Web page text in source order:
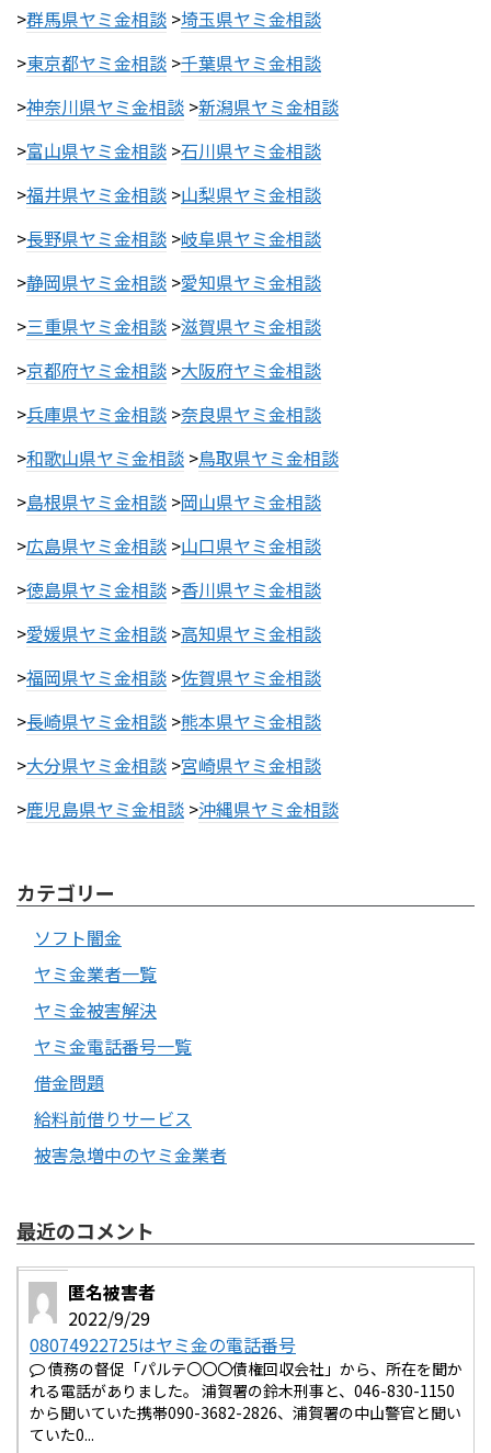
>群馬県ヤミ金相談 >埼玉県ヤミ金相談
>東京都ヤミ金相談 >千葉県ヤミ金相談
>神奈川県ヤミ金相談 >新潟県ヤミ金相談
>富山県ヤミ金相談 >石川県ヤミ金相談
>福井県ヤミ金相談 >山梨県ヤミ金相談
>長野県ヤミ金相談 >岐阜県ヤミ金相談
>静岡県ヤミ金相談 >愛知県ヤミ金相談
>三重県ヤミ金相談 >滋賀県ヤミ金相談
>京都府ヤミ金相談 >大阪府ヤミ金相談
>兵庫県ヤミ金相談 >奈良県ヤミ金相談
>和歌山県ヤミ金相談 >鳥取県ヤミ金相談
>島根県ヤミ金相談 >岡山県ヤミ金相談
>広島県ヤミ金相談 >山口県ヤミ金相談
>徳島県ヤミ金相談 >香川県ヤミ金相談
>愛媛県ヤミ金相談 >高知県ヤミ金相談
>福岡県ヤミ金相談 >佐賀県ヤミ金相談
>長崎県ヤミ金相談 >熊本県ヤミ金相談
>大分県ヤミ金相談 >宮崎県ヤミ金相談
>鹿児島県ヤミ金相談 >沖縄県ヤミ金相談
カテゴリー
ソフト闇金
ヤミ金業者一覧
ヤミ金被害解決
ヤミ金電話番号一覧
借金問題
給料前借りサービス
被害急増中のヤミ金業者
最近のコメント
匿名被害者
2022/9/29
08074922725はヤミ金の電話番号
債務の督促「パルテ〇〇〇債権回収会社」から、所在を聞か
れる電話がありました。 浦賀署の鈴木刑事と、046-830-1150
から聞いていた携帯090-3682-2826、浦賀署の中山警官と聞い
ていた0...